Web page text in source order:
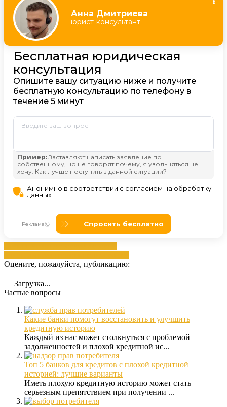
Оцените, пожалуйста, публикацию:
Загрузка...
Частые вопросы
Какие банки помогут восстановить и улучшить
кредитную историю
Каждый из нас может столкнуться с проблемой
задолженностей и плохой кредитной ис...
Топ 5 банков для кредитов с плохой кредитной
историей: лучшие варианты
Иметь плохую кредитную историю может стать
серьезным препятствием при получении ...